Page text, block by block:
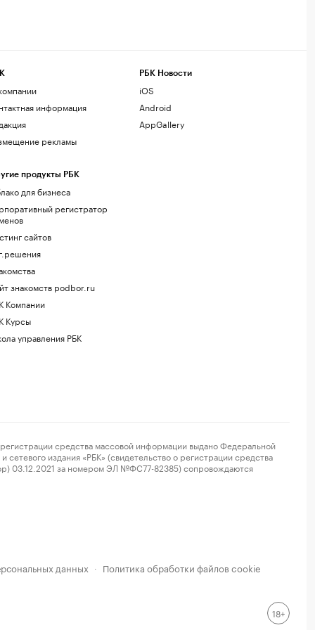
информация
рекламы
продукты РБК
для бизнеса
регистратор
сайтов
знакомств podbor.ru
Компании
Курсы
управления РБК
РБК Новости
iOS
Android
AppGallery
средства массовой информации выдано Федеральной
издания «РБК» (свидетельство о регистрации средства
03.12.2021 за номером ЭЛ №ФС77-82385) сопровождаются
данных · Политика обработки файлов cookie
18+